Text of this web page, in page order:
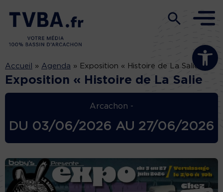
Ouvrir la
Accueil » Agenda » Exposition « Histoire de La Salie
Exposition « Histoire de La Salie
Arcachon -
DU 03/06/2026 AU 27/06/2026